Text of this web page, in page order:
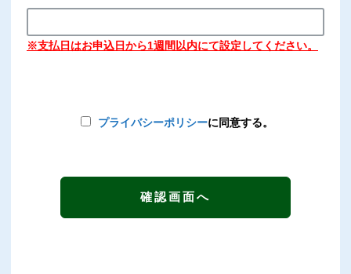
※支払日はお申込日から1週間以内にて設定してください。
プライバシーポリシーに同意する。